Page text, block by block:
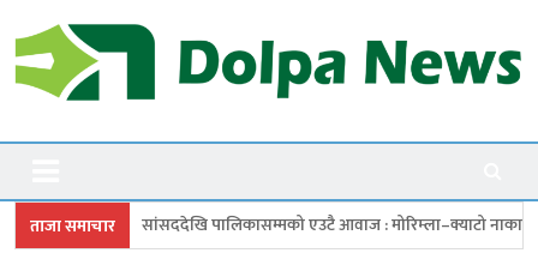
to
content
Dolpanews
ताजा समाचार
पालिकासम्मको एउटै आवाज : मोरिम्ला–क्याटो नाका तत्काल खोल चारबुँदे